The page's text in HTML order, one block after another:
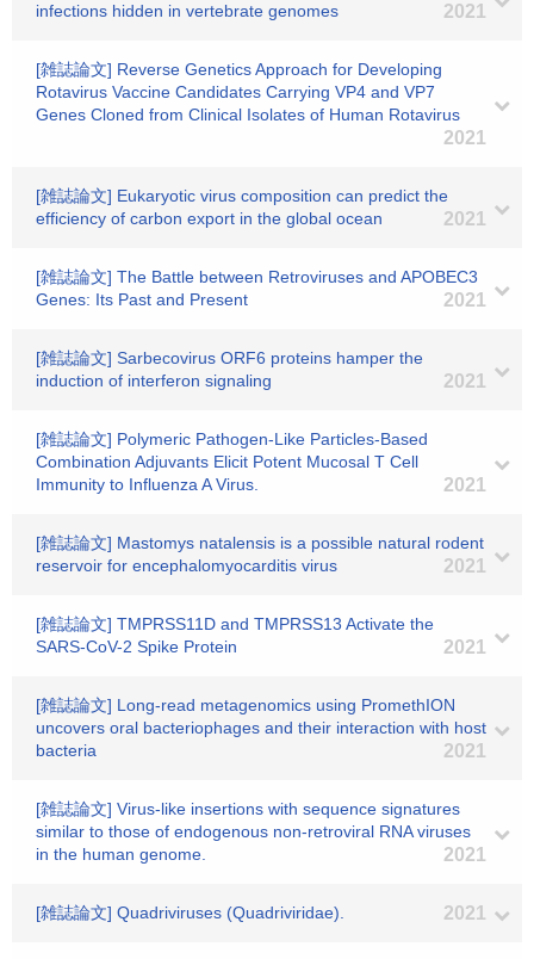
infections hidden in vertebrate genomes
2021
[雑誌論文] Reverse Genetics Approach for Developing
Rotavirus Vaccine Candidates Carrying VP4 and VP7
Genes Cloned from Clinical Isolates of Human Rotavirus
2021
[雑誌論文] Eukaryotic virus composition can predict the
efficiency of carbon export in the global ocean
2021
[雑誌論文] The Battle between Retroviruses and APOBEC3
Genes: Its Past and Present
2021
[雑誌論文] Sarbecovirus ORF6 proteins hamper the
induction of interferon signaling
2021
[雑誌論文] Polymeric Pathogen-Like Particles-Based
Combination Adjuvants Elicit Potent Mucosal T Cell
Immunity to Influenza A Virus.
2021
[雑誌論文] Mastomys natalensis is a possible natural rodent
reservoir for encephalomyocarditis virus
2021
[雑誌論文] TMPRSS11D and TMPRSS13 Activate the
SARS-CoV-2 Spike Protein
2021
[雑誌論文] Long-read metagenomics using PromethION
uncovers oral bacteriophages and their interaction with host
bacteria
2021
[雑誌論文] Virus-like insertions with sequence signatures
similar to those of endogenous non-retroviral RNA viruses
in the human genome.
2021
[雑誌論文] Quadriviruses (Quadriviridae). 2021